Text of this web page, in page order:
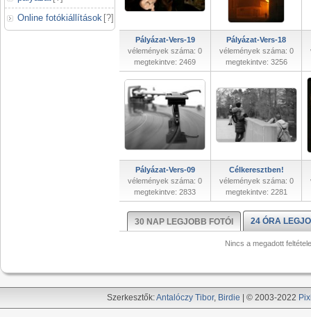
Online fotókiállítások [?]
Pályázat-Vers-19
vélemények száma: 0
megtekintve: 2469
Pályázat-Vers-18
vélemények száma: 0
megtekintve: 3256
Pályázat-Vers-09
vélemények száma: 0
megtekintve: 2833
Célkeresztben!
vélemények száma: 0
megtekintve: 2281
30 NAP LEGJOBB FOTÓI 24 ÓRA
Nincs a megadott
Szerkesztők:Antalóczy Tibor, Birdie | © 2003-2022